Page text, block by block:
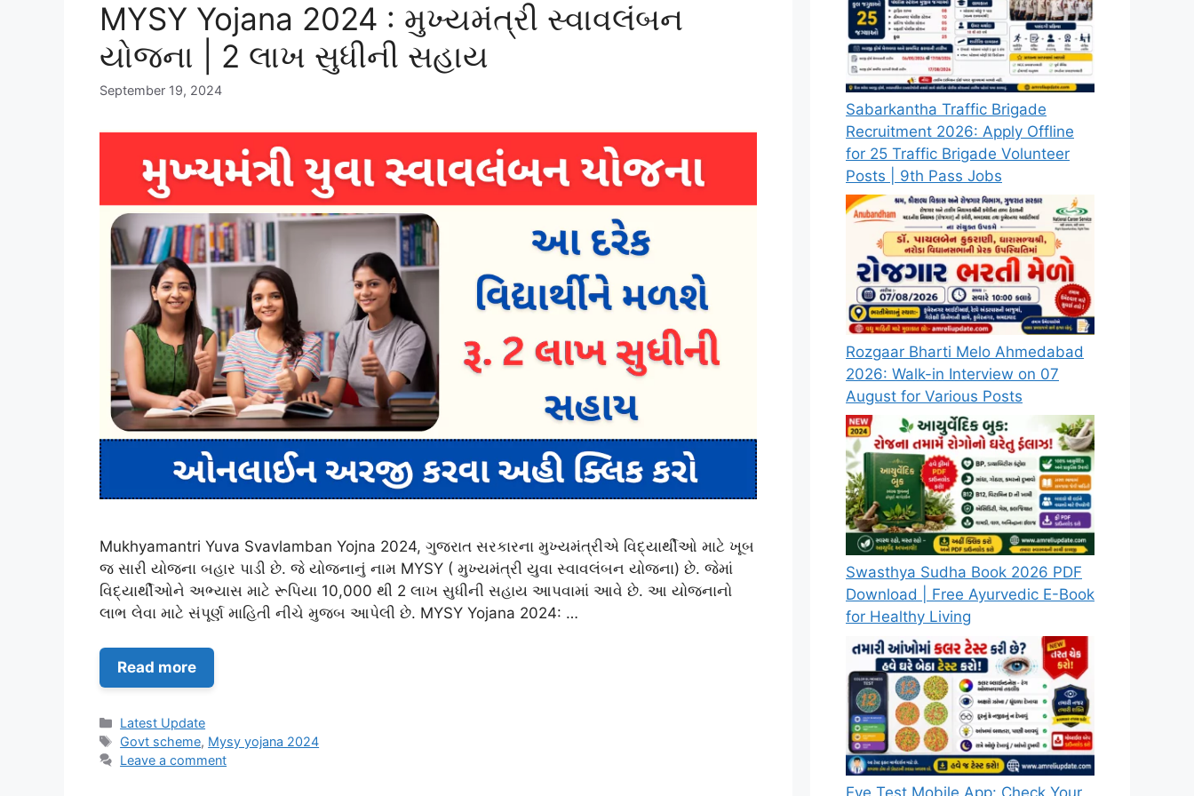
MYSY Yojana 2024 : મુખ્યમંત્રી સ્વાવલંબન
યોજના | 2 લાખ સુધીની સહાય
September 19, 2024
Mukhyamantri Yuva Svavlamban Yojna 2024, ગુજરાત સરકારના મુખ્યમંત્રીએ વિદ્યાર્થીઓ માટે ખૂબ
જ સારી યોજના બહાર પાડી છે. જે યોજનાનું નામ MYSY ( મુખ્યમંત્રી યુવા સ્વાવલંબન યોજના) છે. જેમાં
વિદ્યાર્થીઓને અભ્યાસ માટે રૂપિયા 10,000 થી 2 લાખ સુધીની સહાય આપવામાં આવે છે. આ યોજનાનો
લાભ લેવા માટે સંપૂર્ણ માહિતી નીચે મુજબ આપેલી છે. MYSY Yojana 2024: …
Read more
Categories
Latest Update
Tags
Govt scheme, Mysy yojana 2024
Leave a comment
Sabarkantha Traffic Brigade
Recruitment 2026: Apply Offline
for 25 Traffic Brigade Volunteer
Posts | 9th Pass Jobs
Rozgaar Bharti Melo Ahmedabad
2026: Walk-in Interview on 07
August for Various Posts
Swasthya Sudha Book 2026 PDF
Download | Free Ayurvedic E-Book
for Healthy Living